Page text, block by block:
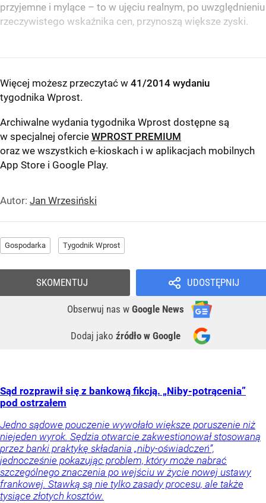
przyjemne i mylące – to w ujęciu realnym, po uwzględnieniu
rzeczywistego wskaźnika cen, przynoszą większe zyski.
Więcej możesz przeczytać w 41/2014 wydaniu
tygodnika Wprost.
Archiwalne wydania tygodnika Wprost dostępne są
w specjalnej ofercie WPROST PREMIUM
oraz we wszystkich e-kioskach i w aplikacjach mobilnych
App Store i Google Play.
Autor: Jan Wrzesiński
Gospodarka Tygodnik Wprost
UDOSTĘPNIJ
Obserwuj nas w Google News
Dodaj jako źródło w Google
SKOMENTUJ
Sąd rozprawił się z bankową fikcją. „Niby-potrącenia”
pod ostrzałem
Jedno sądowe pouczenie wywołało większe poruszenie niż
niejeden wyrok. Sędzia otwarcie zakwestionował stosowaną
przez banki praktykę składania „niby-oświadczeń”,
jednocześnie pokazując problem, który może nabrać
szczególnego znaczenia po wejściu w życie nowej ustawy
frankowej. Stawką są nie tylko zasady procesu, ale także
tysiące złotych kosztów.